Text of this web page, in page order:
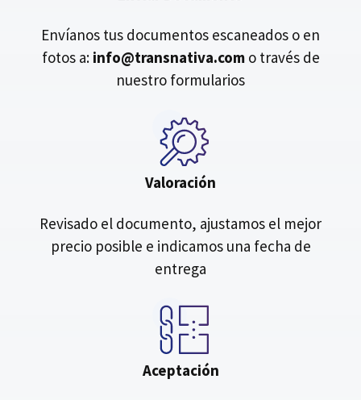
Envíanos tus documentos escaneados o en
fotos a: info@transnativa.como través de
nuestro formularios
Valoración
Revisado el documento, ajustamos el mejor
precio posible e indicamos una fecha de
entrega
Aceptación